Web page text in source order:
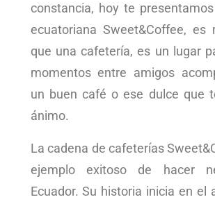
constancia, hoy te
ecuatoriana Sweet&Coffee, es
que una cafetería, es un lugar
momentos entre amigos
un buen café o ese dulce que
ánimo.
La cadena de cafeterías
ejemplo exitoso de hacer
Ecuador. Su historia inicia en el